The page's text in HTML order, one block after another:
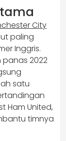
City
paling
Inggris.
2022
satu
Ham United,
timnya